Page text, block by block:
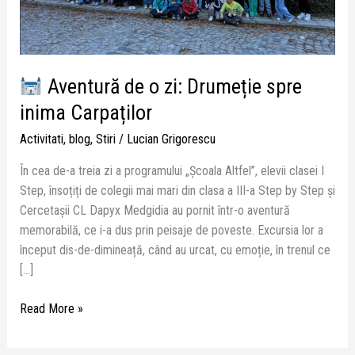
Aventură de o zi: Drumeție spre
inima Carpaților
Activitati, blog, Stiri/ Lucian Grigorescu
În cea de-a treia zi a programului „Școala Altfel”, elevii clasei I
Step, însoțiți de colegii mai mari din clasa a III-a Step by Step și
Cercetașii CL Dapyx Medgidia au pornit într-o aventură
memorabilă, ce i-a dus prin peisaje de poveste. Excursia lor a
început dis-de-dimineață, când au urcat, cu emoție, în trenul ce
[…]
inima
Carpaților
Read More »